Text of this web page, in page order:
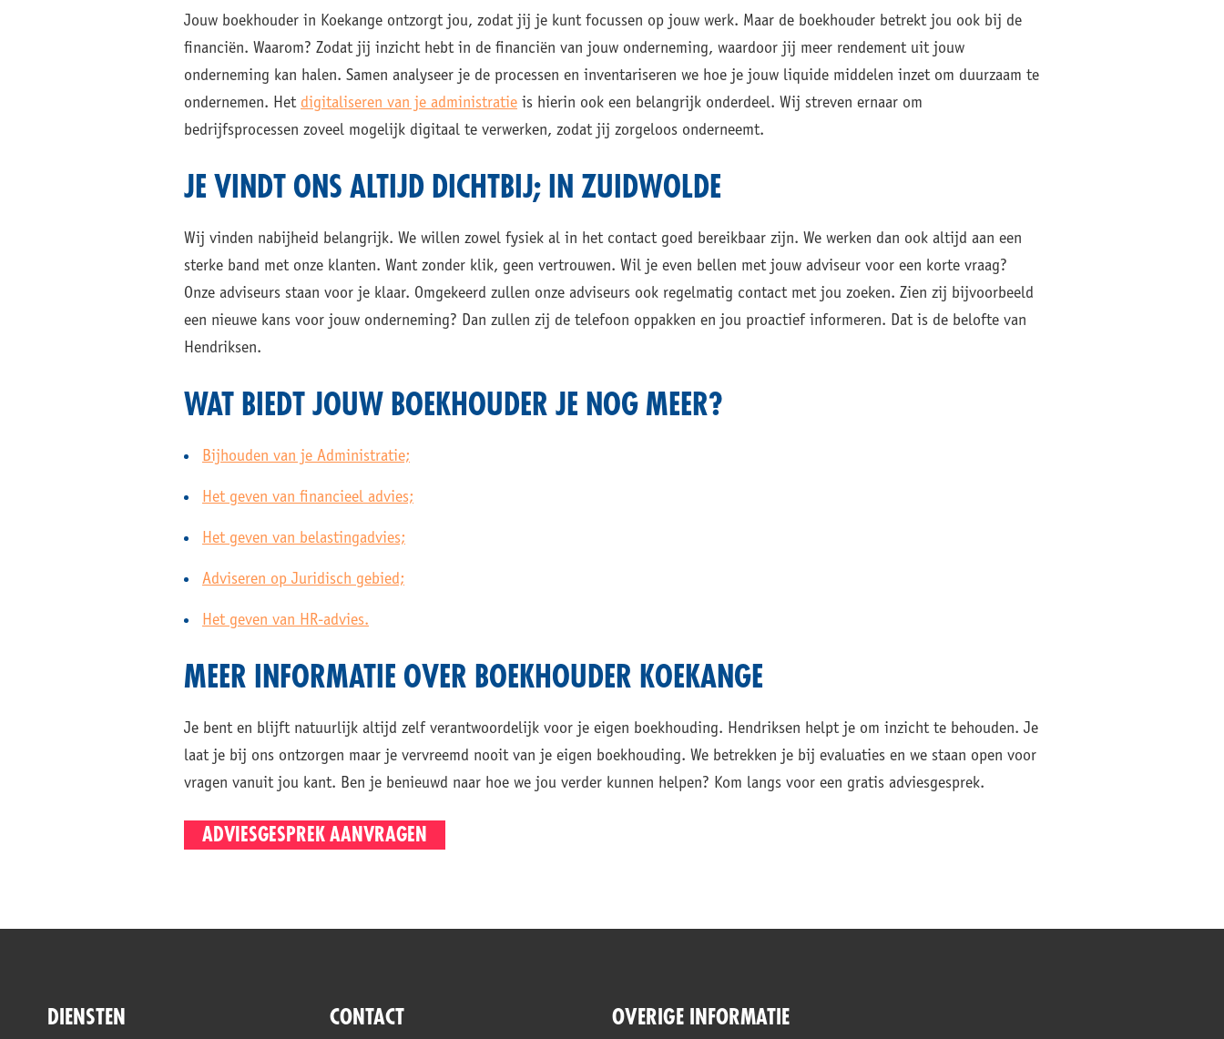
Jouw boekhouder in Koekange ontzorgt jou, zodat jij je kunt focussen op jouw werk. Maar de boekhouder betrekt jou ook bij de
financiën. Waarom? Zodat jij inzicht hebt in de financiën van jouw onderneming, waardoor jij meer rendement uit jouw
onderneming kan halen. Samen analyseer je de processen en inventariseren we hoe je jouw liquide middelen inzet om duurzaam te
ondernemen. Het digitaliseren van je administratie is hierin ook een belangrijk onderdeel. Wij streven ernaar om
bedrijfsprocessen zoveel mogelijk digitaal te verwerken, zodat jij zorgeloos onderneemt.
JE VINDT ONS ALTIJD DICHTBIJ; IN ZUIDWOLDE
Wij vinden nabijheid belangrijk. We willen zowel fysiek al in het contact goed bereikbaar zijn. We werken dan ook altijd aan een
sterke band met onze klanten. Want zonder klik, geen vertrouwen. Wil je even bellen met jouw adviseur voor een korte vraag?
Onze adviseurs staan voor je klaar. Omgekeerd zullen onze adviseurs ook regelmatig contact met jou zoeken. Zien zij bijvoorbeeld
een nieuwe kans voor jouw onderneming? Dan zullen zij de telefoon oppakken en jou proactief informeren. Dat is de belofte van
Hendriksen.
WAT BIEDT JOUW BOEKHOUDER JE NOG MEER?
Bijhouden van je Administratie;
Het geven van financieel advies;
Het geven van belastingadvies;
Adviseren op Juridisch gebied;
Het geven van HR-advies.
MEER INFORMATIE OVER BOEKHOUDER KOEKANGE
Je bent en blijft natuurlijk altijd zelf verantwoordelijk voor je eigen boekhouding. Hendriksen helpt je om inzicht te behouden. Je
laat je bij ons ontzorgen maar je vervreemd nooit van je eigen boekhouding. We betrekken je bij evaluaties en we staan open voor
vragen vanuit jou kant. Ben je benieuwd naar hoe we jou verder kunnen helpen? Kom langs voor een gratis adviesgesprek.
ADVIESGESPREK AANVRAGEN
DIENSTEN CONTACT OVERIGE INFORMATIE